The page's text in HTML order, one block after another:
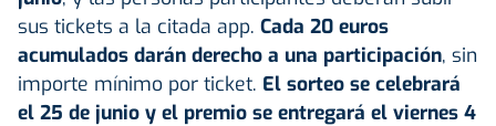
sus tickets a la citada app. Cada 20 euros
acumulados darán derecho a una participación, sin
importe mínimo por ticket. El sorteo se celebrará
el 25 de junio y el premio se entregará el viernes 4